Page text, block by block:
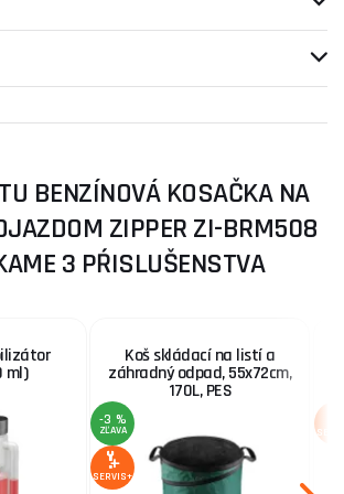
BENZÍNOVÁ KOSAČKA NA
ZIPPER ZI-BRM508
3 PŔISLUŠENSTVA
ml)
Koš skládací na listí a
záhradný odpad, 55x72cm,
170L, PES
-3 %
ZĽAVA
SERVIS+